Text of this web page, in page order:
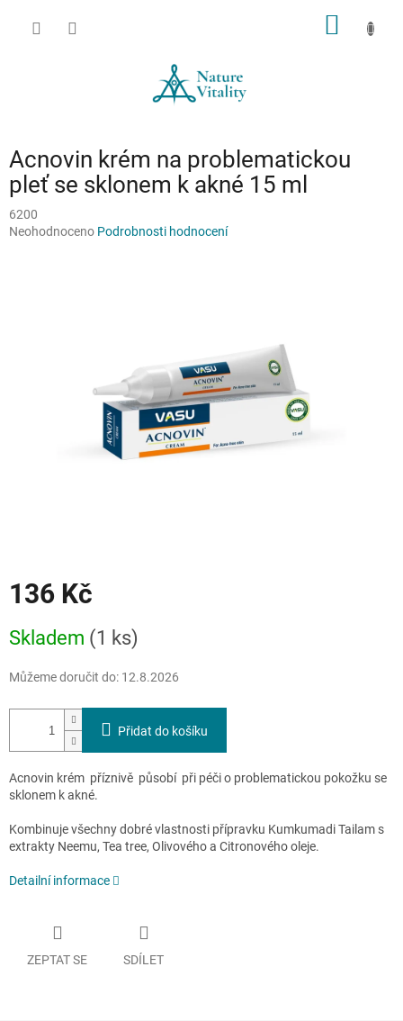
Acnovin krém na problematickou
pleť se sklonem k akné 15 ml
6200
Průměrné
Neohodnoceno Podrobnosti hodnocení
136 Kč
cena:
Skladem (1 ks)
Můžeme doručit do: 12.8.2026
Přidat do košíku
Acnovin krém příznivě působí při péči o problematickou pokožku se
sklonem k akné.
Kombinuje všechny dobré vlastnosti přípravku Kumkumadi Tailam s
extrakty Neemu, Tea tree, Olivového a Citronového oleje.
Detailní informace
ZEPTAT SE SDÍLET